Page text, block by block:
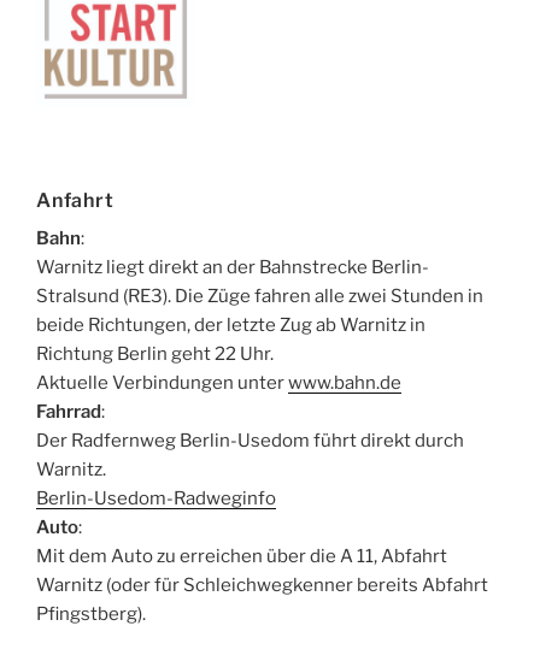
Anfahrt
Bahn:
Warnitz liegt direkt an der Bahnstrecke Berlin-
Stralsund (RE3). Die Züge fahren alle zwei Stunden in
beide Richtungen, der letzte Zug ab Warnitz in
Richtung Berlin geht 22 Uhr.
Aktuelle Verbindungen unterwww.bahn.de
Fahrrad:
Der Radfernweg Berlin-Usedom führt direkt durch
Warnitz.
Berlin-Usedom-Radweginfo
Auto:
Mit dem Auto zu erreichen über die A 11, Abfahrt
Warnitz (oder für Schleichwegkenner bereits Abfahrt
Pfingstberg).